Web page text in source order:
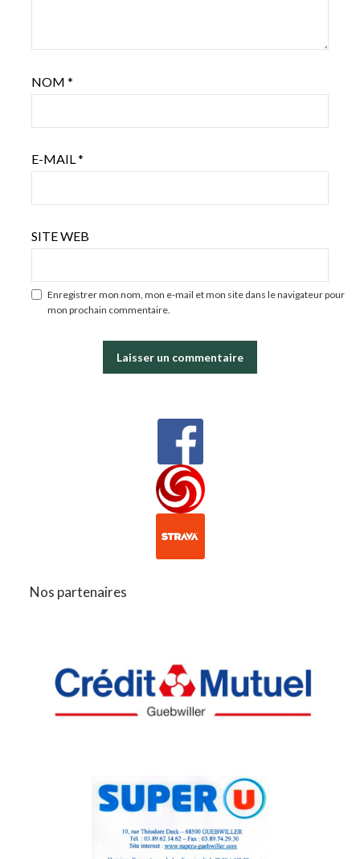
NOM *
E-MAIL*
SITE WEB
Enregistrer mon nom, mon e-mail et mon site dans le navigateur pour
mon prochain commentaire.
Nos partenaires